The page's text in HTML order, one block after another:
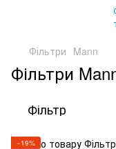
Фільтри Mann
Фільтри
Фільтр
−19%